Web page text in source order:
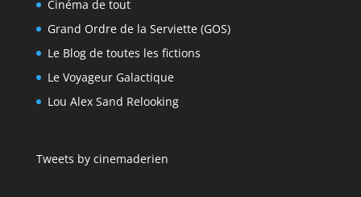
Cinéma de tout
Grand Ordre de la Serviette (GOS)
Le Blog de toutes les fictions
Le Voyageur Galactique
Lou Alex Sand Relooking
Tweets by cinemaderien